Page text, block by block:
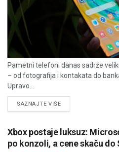
Pametni telefoni danas sadrže
– od fotografija i kontakata do
Upravo...
SAZNAJTE VIŠEDETAILS
Xbox postaje luksuz:
po konzoli, a cene skaču do